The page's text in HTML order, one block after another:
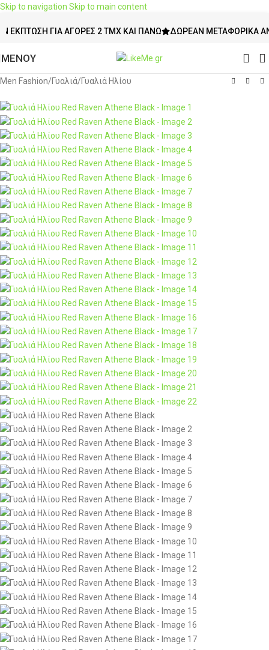
Skip to navigation Skip to main content
ΓΙΑ ΑΓΟΡΈΣ 2 ΤΜΧ ΚΑΙ ΠΆΝΩ ΔΩΡΕΆΝ ΜΕΤΑΦΟΡΙΚΆ ΆΝΩ
ΜΕΝΟΥ
Men Fashion/Γυαλιά/Γυαλιά Ηλίου